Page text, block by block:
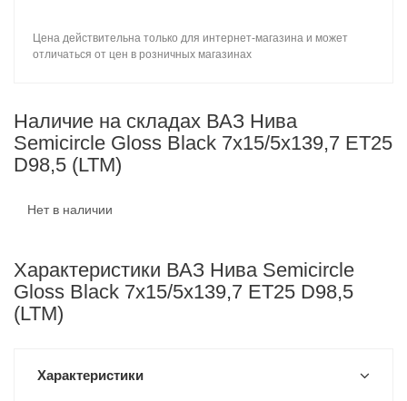
Цена действительна только для интернет-магазина и может
отличаться от цен в розничных магазинах
Наличие на складах ВАЗ Нива
Semicircle Gloss Black 7x15/5x139,7 ET25
D98,5 (LTM)
Нет в наличии
Характеристики ВАЗ Нива Semicircle
Gloss Black 7x15/5x139,7 ET25 D98,5
(LTM)
Характеристики